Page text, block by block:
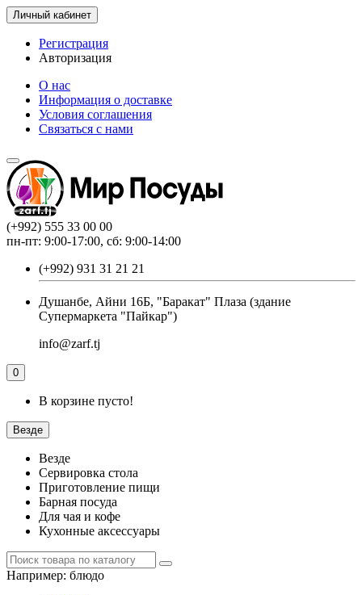
Личный кабинет
Регистрация
Авторизация
О нас
Информация о доставке
Условия соглашения
Связаться с нами
(+992) 555 33 00 00
пн-пт: 9:00-17:00, сб: 9:00-14:00
(+992) 931 31 21 21
Душанбе, Айни 16Б, "Баракат" Плаза (здание
Супермаркета "Пайкар")
info@zarf.tj
0
В корзине пусто!
Везде
Везде
Сервировка стола
Приготовление пищи
Барная посуда
Для чая и кофе
Кухонные аксессуары
Например: блюдо